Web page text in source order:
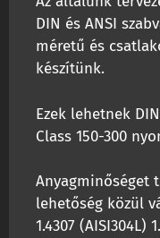
DIN és ANSI
méretű és
készítünk.
Ezek lehetnek
Class 150-300
Anyagminőséget
lehetőség közül
1.4307 (AISI304L)